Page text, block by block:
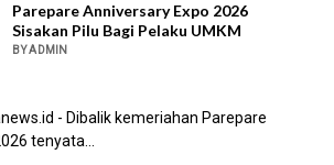
Parepare Anniversary Expo 2026
Sisakan Pilu Bagi Pelaku UMKM
BY ADMIN
- Dibalik kemeriahan Parepare
tenyata...